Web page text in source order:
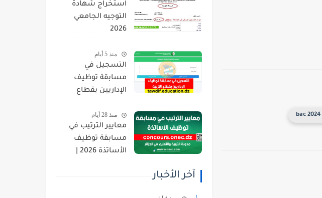
استخراج شهادة
التوجيه الجامعي
2026
منذ 5 أيام
التسجيل في
مسابقة توظيف
الإداريين بقطاع
tawdif.education.dz
منذ 28 أيام
معايير الترتيب في
مسابقة توظيف
آخر الأخبار